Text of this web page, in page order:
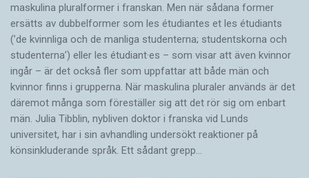
maskulina pluralformer i franskan. Men när sådana ­former
ersätts av dubbel­former som les étudiantes et les étudiants
(’de kvinnliga och de manliga studenterna; studentskorna och
studenterna’) eller les étudiant·es – som visar att även kvinnor
ingår – är det också fler som uppfattar att både män och
kvinnor finns i grupperna. När maskulina pluraler används är det
där­emot många som föreställer sig att det rör sig om enbart
män. Julia Tibblin, nybliven doktor i franska vid Lunds
universitet, har i sin avhandling undersökt reaktioner på
könsinkluderande språk. Ett sådant grepp…